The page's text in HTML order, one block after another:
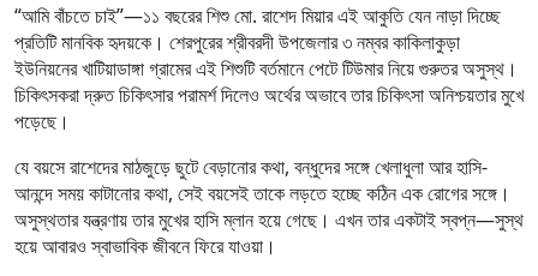
“আমি বাঁচতে চাই”—১১ বছরের শিশু মো. রাশেদ মিয়ার এই আকুতি যেন নাড়া দিচ্ছে
প্রতিটি মানবিক হৃদয়কে। শেরপুরের শ্রীবরদী উপজেলার ৩ নম্বর কাকিলাকুড়া
ইউনিয়নের খাটিয়াডাঙ্গা গ্রামের এই শিশুটি বর্তমানে পেটে টিউমার নিয়ে গুরুতর অসুস্থ।
চিকিৎসকরা দ্রুত চিকিৎসার পরামর্শ দিলেও অর্থের অভাবে তার চিকিৎসা অনিশ্চয়তার মুখে
পড়েছে।
যে বয়সে রাশেদের মাঠজুড়ে ছুটে বেড়ানোর কথা, বন্ধুদের সঙ্গে খেলাধুলা আর হাসি-
আনন্দে সময় কাটানোর কথা, সেই বয়সেই তাকে লড়তে হচ্ছে কঠিন এক রোগের সঙ্গে।
অসুস্থতার যন্ত্রণায় তার মুখের হাসি ম্লান হয়ে গেছে। এখন তার একটাই স্বপ্ন—সুস্থ
হয়ে আবারও স্বাভাবিক জীবনে ফিরে যাওয়া।